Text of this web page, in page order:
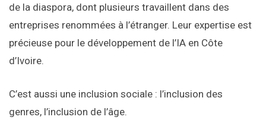
de la diaspora, dont plusieurs travaillent dans des
entreprises renommées à l’étranger. Leur expertise est
précieuse pour le développement de l’IA en Côte
d’Ivoire.
C’est aussi une inclusion sociale : l’inclusion des
genres, l’inclusion de l’âge.